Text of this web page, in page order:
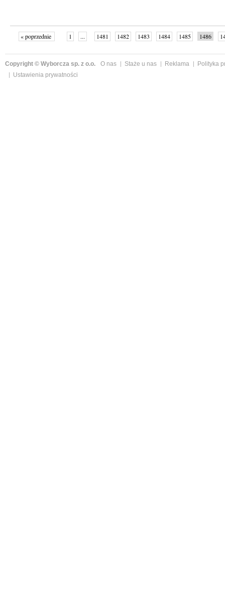
« poprzednie 1 ... 1481 1482 1483 1484 1485 1486
Copyright © Wyborcza sp. z o.o. O nas Staże u nas Reklama
Polityka
Ustawienia prywatności